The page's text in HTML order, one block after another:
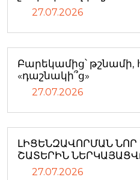
27.07.2026
Բարեկամից՝
«դաշնակի՞ց»
27.07.2026
ԼԻՑԵՆԶԱՎՈՐՄԱՆ ՆՈՐ
ՇԱՏԵՐԻՆ
27.07.2026